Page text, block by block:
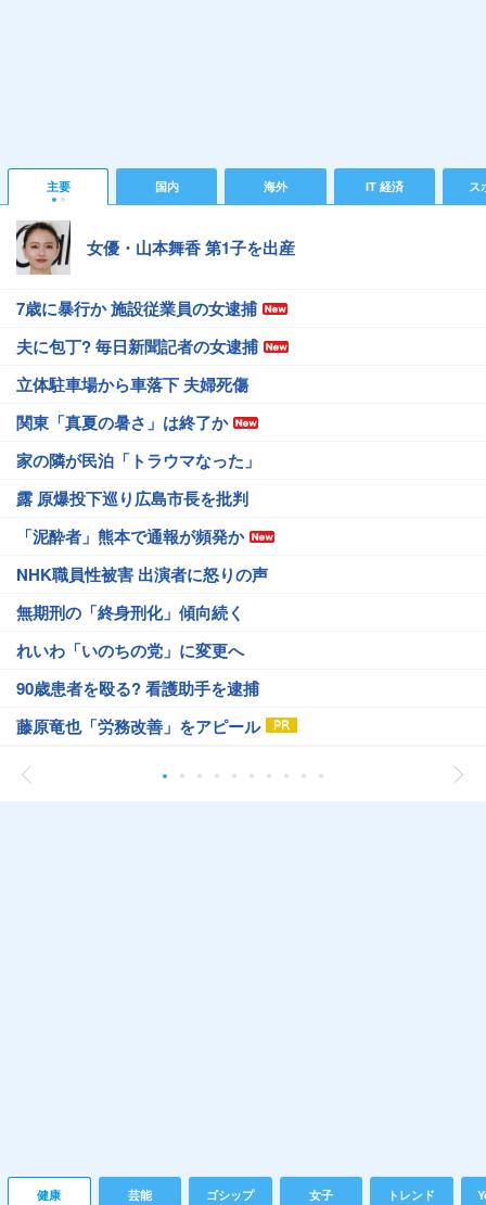
主要 国内 海外 IT 経済 ス
女優・山本舞香 第1子を出産
7歳に暴行か 施設従業員の女逮捕
夫に包丁? 毎日新聞記者の女逮捕
立体駐車場から車落下 夫婦死傷
関東「真夏の暑さ」は終了か
家の隣が民泊「トラウマなった」
露 原爆投下巡り広島市長を批判
「泥酔者」熊本で通報が頻発か
NHK職員性被害 出演者に怒りの声
無期刑の「終身刑化」傾向続く
れいわ「いのちの党」に変更へ
90歳患者を殴る? 看護助手を逮捕
藤原竜也「労務改善」をアピール
健康 芸能 ゴシップ 女子 トレンド